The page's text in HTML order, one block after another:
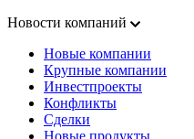
Новости компаний
Новые компании
Крупные компании
Инвестпроекты
Конфликты
Сделки
Новые продукты